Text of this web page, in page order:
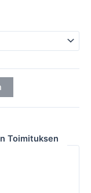
Toimituksen